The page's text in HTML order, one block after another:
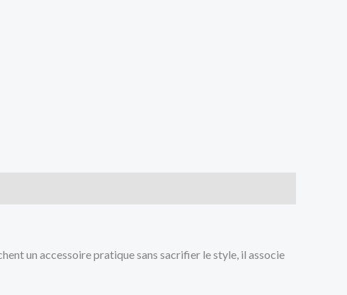
un accessoire pratique sans sacrifier le style, il associe